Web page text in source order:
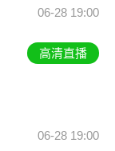
06-28 19:00
高清直播
06-28 19:00